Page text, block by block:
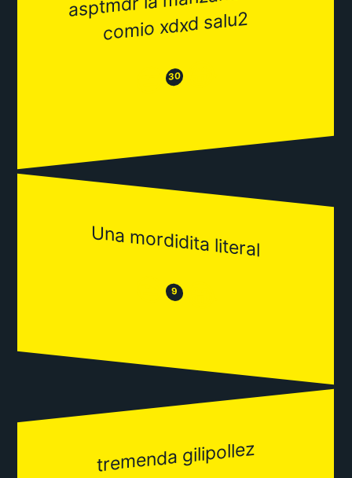
mio xdxd salu2
😒30😂
Una mordidita literal
😒 9 😂
tremenda gilipollez